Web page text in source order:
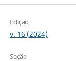
Edição
v. 16 (2024)
Seção